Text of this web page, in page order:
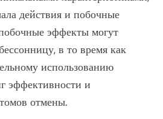
действия и побочные
эффекты могут
в то время как
использованию
эффективности и
отмены.